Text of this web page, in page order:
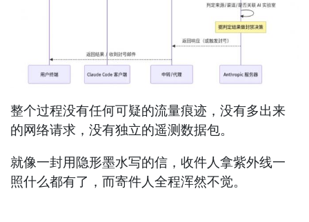
整个过程没有任何可疑的流量痕迹，没有多出来
的网络请求，没有独立的遥测数据包。
就像一封用隐形墨水写的信，收件人拿紫外线一
照什么都有了，而寄件人全程浑然不觉。